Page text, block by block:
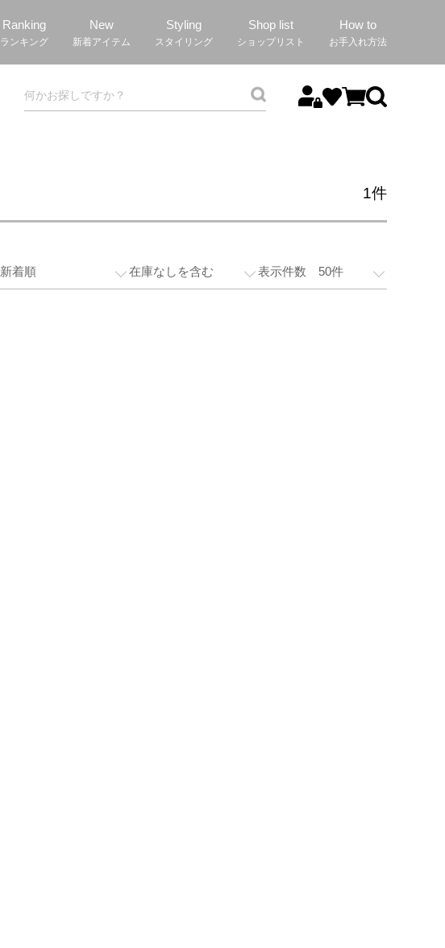
Ranking
ランキング
New
新着アイテム
Styling
スタイリング
Shop list
ショップリスト
How to
お手入れ方法
1件
新着順 在庫なしを含む 表示件数 50件